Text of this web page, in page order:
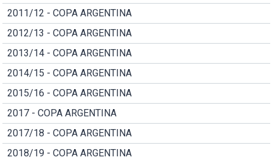
2011/12 - COPA ARGENTINA
2012/13 - COPA ARGENTINA
2013/14 - COPA ARGENTINA
2014/15 - COPA ARGENTINA
2015/16 - COPA ARGENTINA
2017 - COPA ARGENTINA
2017/18 - COPA ARGENTINA
2018/19 - COPA ARGENTINA